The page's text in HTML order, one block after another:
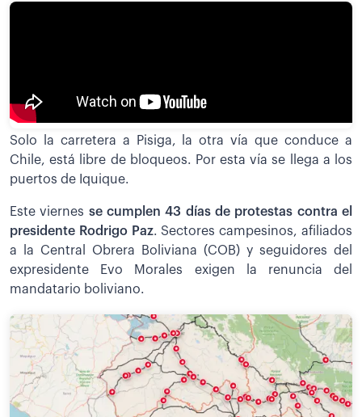
Solo la carretera a Pisiga, la otra vía que conduce a
Chile, está libre de bloqueos. Por esta vía se llega a los
puertos de Iquique.
Este viernes se cumplen 43 días de protestas contra el
presidente Rodrigo Paz. Sectores campesinos, afiliados
a la Central Obrera Boliviana (COB) y seguidores del
expresidente Evo Morales exigen la renuncia del
mandatario boliviano.